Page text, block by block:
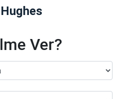
Ver?